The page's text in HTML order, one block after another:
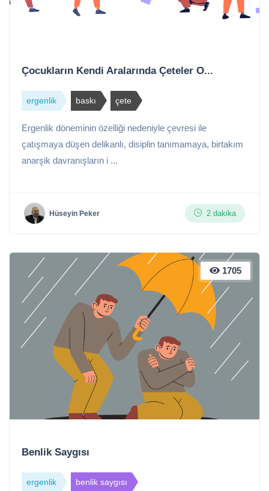
Çocukların Kendi Aralarında Çeteler O...
ergenlik baskı çete
Ergenlik döneminin özelliği nedeniyle çevresi ile
çatışmaya düşen delikanlı, disiplin tanımamaya, birtakım
anarşik davranışların i ...
Hüseyin Peker 2 dakika
1705
Benlik Saygısı
ergenlik benlik saygısı